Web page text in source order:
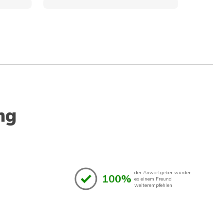
100% der Anwortgeber würden
es einem Freund
weiterempfehlen.